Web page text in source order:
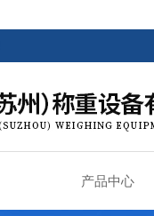
产品中心